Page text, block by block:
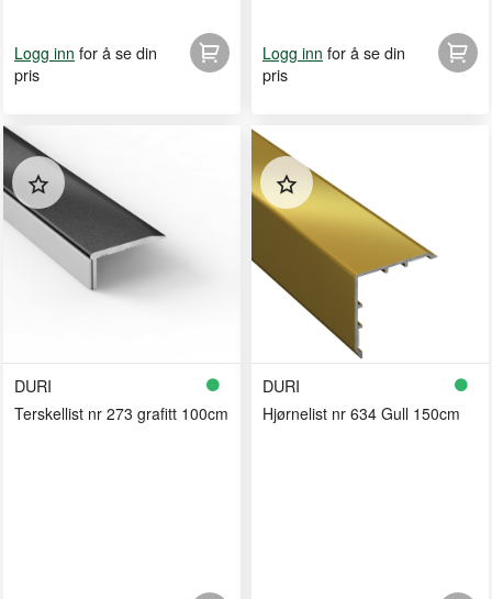
Logg inn for å se din
pris
Logg inn for å se din
pris
DURI
Terskellist nr 273 grafitt 100cm
DURI
Hjørnelist nr 634 Gull 150cm